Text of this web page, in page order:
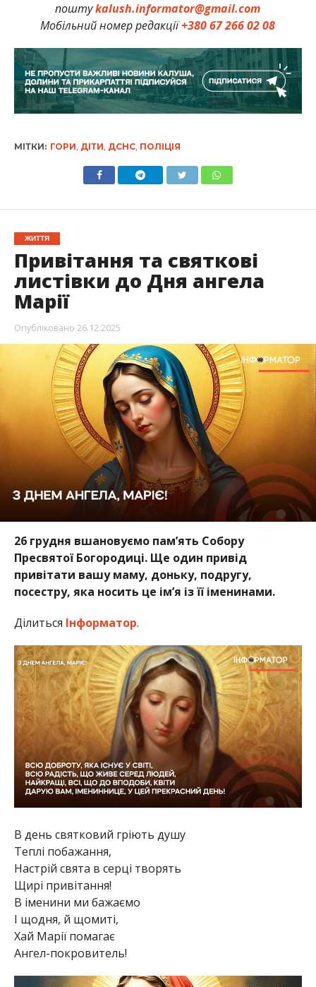
поштуkalush.informator@gmail.com
Мобільний номер редакції+380 67 266 02 08
МІТКИ: ГОРИ, ДІТИ, ДСНС, ПОЛІЦІЯ
ЖИТТЯ
Привітання та святкові
листівки до Дня ангела
Марії
Опубліковано 26.12.2025
26 грудня вшановуємо пам’ять Собору
Пресвятої Богородиці. Ще один привід
привітати вашу маму, доньку, подругу,
посестру, яка носить це ім’я із її іменинами.
Ділиться Інформатор.
В день святковий гріють душу
Теплі побажання,
Настрій свята в серці творять
Щирі привітання!
В іменини ми бажаємо
І щодня, й щомиті,
Хай Марії помагає
Ангел-покровитель!